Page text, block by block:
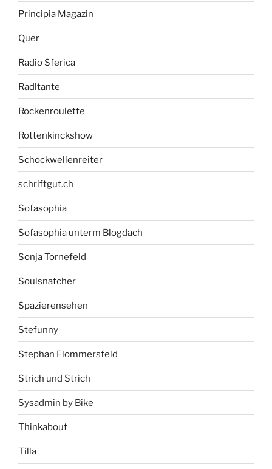
Principia Magazin
Quer
Radio Sferica
Radltante
Rockenroulette
Rottenkinckshow
Schockwellenreiter
schriftgut.ch
Sofasophia
Sofasophia unterm Blogdach
Sonja Tornefeld
Soulsnatcher
Spazierensehen
Stefunny
Stephan Flommersfeld
Strich und Strich
Sysadmin by Bike
Thinkabout
Tilla